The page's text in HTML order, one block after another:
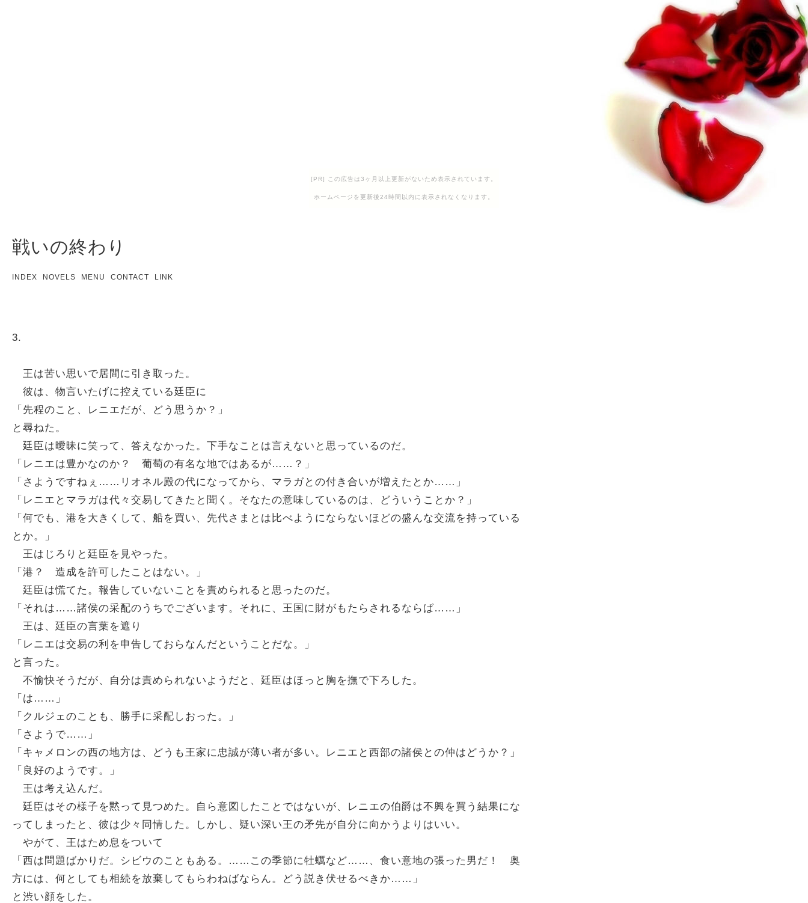
[PR] この広告は3ヶ月以上更新がないため表示されています。
ホームページを更新後24時間以内に表示されなくなります。
戦いの終わり
INDEX NOVELS MENU CONTACT LINK
3.
王は苦い思いで居間に引き取った。
彼は、物言いたげに控えている廷臣に
「先程のこと、レニエだが、どう思うか？」
と尋ねた。
廷臣は曖昧に笑って、答えなかった。下手なことは言えないと思っているのだ。
「レニエは豊かなのか？ 葡萄の有名な地ではあるが……？」
「さようですねぇ……リオネル殿の代になってから、マラガとの付き合いが増えたとか……」
「レニエとマラガは代々交易してきたと聞く。そなたの意味しているのは、どういうことか？」
「何でも、港を大きくして、船を買い、先代さまとは比べようにならないほどの盛んな交流を持っている
とか。」
王はじろりと廷臣を見やった。
「港？ 造成を許可したことはない。」
廷臣は慌てた。報告していないことを責められると思ったのだ。
「それは……諸侯の采配のうちでございます。それに、王国に財がもたらされるならば……」
王は、廷臣の言葉を遮り
「レニエは交易の利を申告しておらなんだということだな。」
と言った。
不愉快そうだが、自分は責められないようだと、廷臣はほっと胸を撫で下ろした。
「は……」
「クルジェのことも、勝手に采配しおった。」
「さようで……」
「キャメロンの西の地方は、どうも王家に忠誠が薄い者が多い。レニエと西部の諸侯との仲はどうか？」
「良好のようです。」
王は考え込んだ。
廷臣はその様子を黙って見つめた。自ら意図したことではないが、レニエの伯爵は不興を買う結果にな
ってしまったと、彼は少々同情した。しかし、疑い深い王の矛先が自分に向かうよりはいい。
やがて、王はため息をついて
「西は問題ばかりだ。シビウのこともある。……この季節に牡蠣など……、食い意地の張った男だ！ 奥
方には、何としても相続を放棄してもらわねばならん。どう説き伏せるべきか……」
と渋い顔をした。